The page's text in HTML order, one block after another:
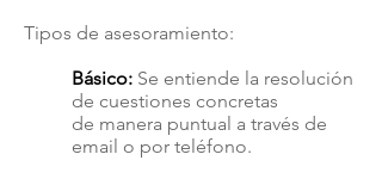
Tipos de asesoramiento:
Básico: Se entiende la resolución
de cuestiones concretas
de manera puntual a través de
email o por teléfono.